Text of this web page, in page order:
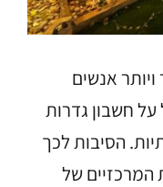
אנשים
חשבון גדרות
הסיבות לכך
המרכזיים של